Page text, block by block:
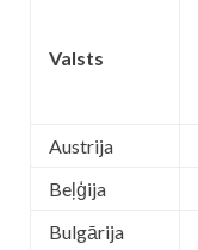
Valsts
Austrija
Beļģija
Bulgārija